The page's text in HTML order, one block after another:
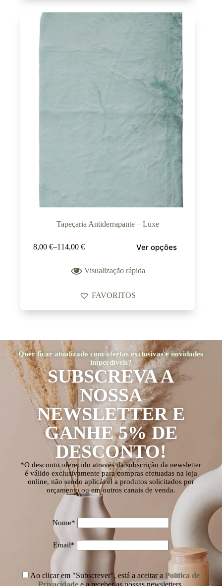
Tapeçaria Antiderrapante – Luxe
8,00 €–114,00 € Ver opções
Visualização rápida
FAVORITOS
Quer ficar atualizado com ofertas exclusivas e novidades
imperdíveis?
SUBSCREVA A
NOSSA
NEWSLETTER E
GANHE 5% DE
DESCONTO!
*O desconto oferecido através da subscrição da newsletter
é válido exclusivamente para compras efetuadas na loja
online, não sendo aplicável a produtos solicitados por
orçamento ou em outros canais de venda.
Nome*
Email*
Ao clicar em "Subscrever", está a aceitar a Política de
Privacidade e a receber as nossas newsletters.